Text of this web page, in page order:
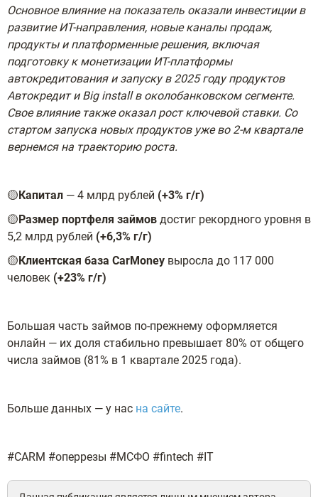
Основное влияние на показатель оказали инвестиции в
развитие ИТ-направления, новые каналы продаж,
продукты и платформенные решения, включая
подготовку к монетизации ИТ-платформы
автокредитования и запуску в 2025 году продуктов
Автокредит и Big install в околобанковском сегменте.
Свое влияние также оказал рост ключевой ставки. Со
стартом запуска новых продуктов уже во 2-м квартале
вернемся на траекторию роста.
🟡Капитал — 4 млрд рублей (+3% г/г)
🟡Размер портфеля займов достиг рекордного уровня в
5,2 млрд рублей (+6,3% г/г)
🟡Клиентская база CarMoney выросла до 117 000
человек (+23% г/г)
Большая часть займов по-прежнему оформляется
онлайн — их доля стабильно превышает 80% от общего
числа займов (81% в 1 квартале 2025 года).
Больше данных — у нас на сайте.
#CARM #оперрезы #МСФО #fintech #IT